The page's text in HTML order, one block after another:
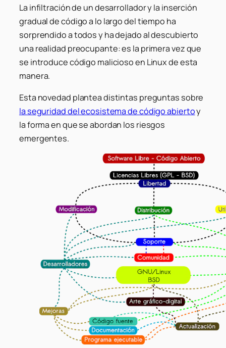
La infiltración de un desarrollador y la inserción
gradual de código a lo largo del tiempo ha
sorprendido a todos y ha dejado al descubierto
una realidad preocupante: es la primera vez que
se introduce código malicioso en Linux de esta
manera.
Esta novedad plantea distintas preguntas sobre
la seguridad del ecosistema de código abiertoy
la forma en que se abordan los riesgos
emergentes.